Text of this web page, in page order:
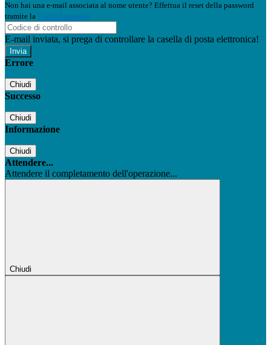
Non hai una e-mail associata al nome utente? Effettua il reset della password
tramite la Login Spaggiari
E-mail inviata, si prega di controllare la casella di posta elettronica!
Errore
Chiudi
Successo
Chiudi
Informazione
Chiudi
Attendere...
Attendere il completamento dell'operazione...
Chiudi